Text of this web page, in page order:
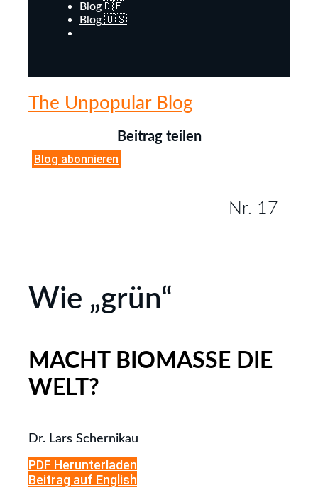
Blog🇩🇪
Blog 🇺🇸
The Unpopular Blog
Beitrag teilen
Blog abonnieren
Nr. 17
Wie „grün“
MACHT BIOMASSE DIE
WELT?
Dr. Lars Schernikau
PDF Herunterladen
Beitrag auf English